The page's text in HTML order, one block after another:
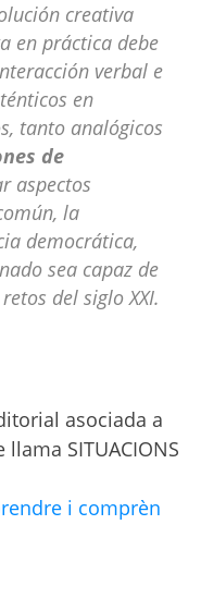
creativa
en práctica debe
verbal e
en
tanto analógicos
de
aspectos
la
democrática,
sea capaz de
del siglo XXI.
asociada a
SITUACIONS
i comprèn